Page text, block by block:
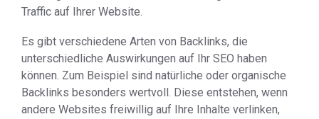
Traffic auf Ihrer Website.
Es gibt verschiedene Arten von Backlinks, die
unterschiedliche Auswirkungen auf Ihr SEO haben
können. Zum Beispiel sind natürliche oder organische
Backlinks besonders wertvoll. Diese entstehen, wenn
andere Websites freiwillig auf Ihre Inhalte verlinken,